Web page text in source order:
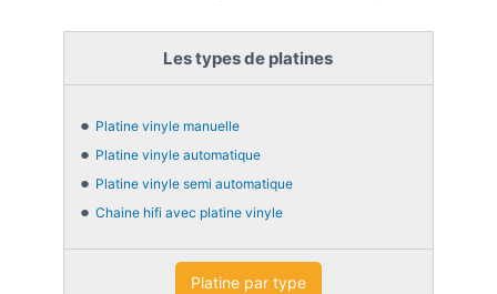
Les types de platines
Platine vinyle manuelle
Platine vinyle automatique
Platine vinyle semi automatique
Chaine hifi avec platine vinyle
Platine par type